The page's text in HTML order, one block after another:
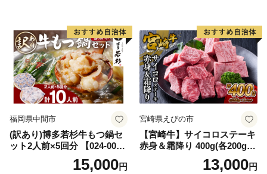
福岡県中間市
(訳あり)博多若杉牛もつ鍋セ
ット2人前×5回分 【024-002
15,000円
宮崎県えびの市
【宮崎牛】サイコロステーキ
赤身＆霜降り 400g(各200g×
１P 計2P) 真空パック 冷凍
13,000円